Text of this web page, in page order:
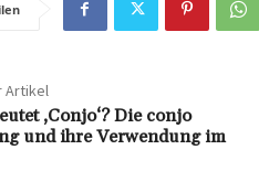
Artikel
‚Conjo‘? Die conjo
und ihre Verwendung im